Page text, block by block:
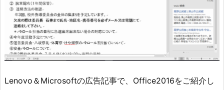
Lenovo＆Microsoftの広告記事で、Office2016をご紹介し